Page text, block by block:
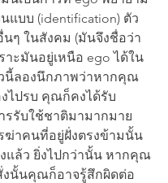
นแบบ (identification) ตัว
นๆ ในสังคม (มันจึงชื่อว่า
าะมันอยู่เหนือ ego ได้ใน
นี้ลองนึกภาพว่าหากคุณ
ไปรบ คุณก็คงได้รับ
รรับใช้ชาติมามากมาย
ฆ่าคนที่อยู่ฝั่งตรงข้ามนั้น
แล้ว ยิ่งไปกว่านั้น หากคุณ
นั้นคุณก็อาจรู้สึกผิดต่อ